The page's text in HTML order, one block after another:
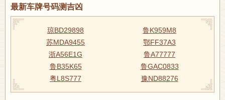
最新车牌号码测吉凶
琼BD29898
鲁K959M8
苏MDA9455
鄂FF37A3
浙A56E1G
鲁A77777
鲁B35K65
鲁GAC0833
粤L8S777
豫ND88276